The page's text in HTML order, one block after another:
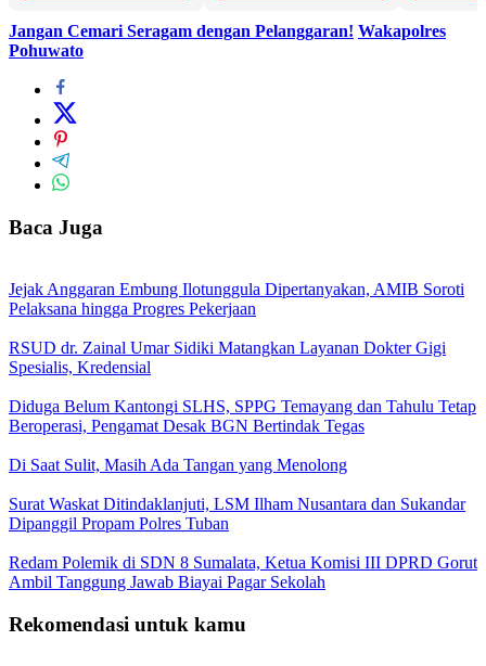
Jangan Cemari Seragam dengan Pelanggaran! Wakapolres
Pohuwato
Baca Juga
Jejak Anggaran Embung Ilotunggula Dipertanyakan, AMIB Soroti
Pelaksana hingga Progres Pekerjaan
RSUD dr. Zainal Umar Sidiki Matangkan Layanan Dokter Gigi
Spesialis, Kredensial
Diduga Belum Kantongi SLHS, SPPG Temayang dan Tahulu Tetap
Beroperasi, Pengamat Desak BGN Bertindak Tegas
Di Saat Sulit, Masih Ada Tangan yang Menolong
Surat Waskat Ditindaklanjuti, LSM Ilham Nusantara dan Sukandar
Dipanggil Propam Polres Tuban
Redam Polemik di SDN 8 Sumalata, Ketua Komisi III DPRD Gorut
Ambil Tanggung Jawab Biayai Pagar Sekolah
Rekomendasi untuk kamu